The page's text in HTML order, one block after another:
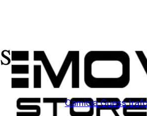
Camicia Guess